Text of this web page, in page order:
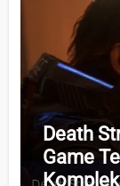
Death
Game